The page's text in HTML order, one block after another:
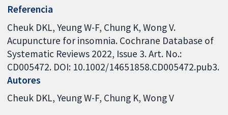
Referencia
Cheuk DKL, Yeung W-F, Chung K, Wong V.
Acupuncture for insomnia. Cochrane Database of
Systematic Reviews 2022, Issue 3. Art. No.:
CD005472. DOI: 10.1002/14651858.CD005472.pub3.
Autores
Cheuk DKL Yeung W-F Chung K Wong V